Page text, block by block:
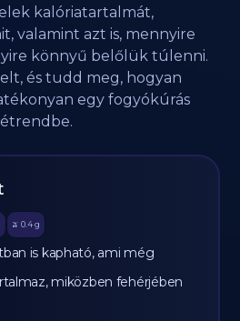
kalóriatartalmát,
valamint azt is, mennyire
könnyű belőlük túlenni.
és tudd meg, hogyan
egy fogyókúrás
étrendbe.
🫒 0.4 g
is kapható, ami még
miközben fehérjében